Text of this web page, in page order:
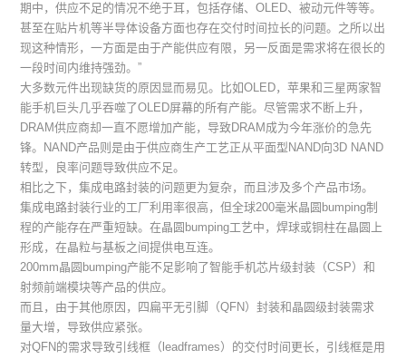
期中，供应不足的情况不绝于耳，包括存储、OLED、被动元件等等。
甚至在贴片机等半导体设备方面也存在交付时间拉长的问题。之所以出
现这种情形，一方面是由于产能供应有限，另一反面是需求将在很长的
一段时间内维持强劲。”
大多数元件出现缺货的原因显而易见。比如OLED，苹果和三星两家智
能手机巨头几乎吞噬了OLED屏幕的所有产能。尽管需求不断上升，
DRAM供应商却一直不愿增加产能，导致DRAM成为今年涨价的急先
锋。NAND产品则是由于供应商生产工艺正从平面型NAND向3D NAND
转型，良率问题导致供应不足。
相比之下，集成电路封装的问题更为复杂，而且涉及多个产品市场。
集成电路封装行业的工厂利用率很高，但全球200毫米晶圆bumping制
程的产能存在严重短缺。在晶圆bumping工艺中，焊球或铜柱在晶圆上
形成，在晶粒与基板之间提供电互连。
200mm晶圆bumping产能不足影响了智能手机芯片级封装（CSP）和
射频前端模块等产品的供应。
而且，由于其他原因，四扁平无引脚（QFN）封装和晶圆级封装需求
量大增，导致供应紧张。
对QFN的需求导致引线框（leadframes）的交付时间更长，引线框是用